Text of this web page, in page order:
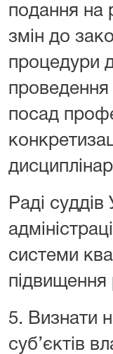
подання на
змін до
процедури
проведення
посад
Раді
системи
підвищення
5. Визнати
суб’єктів